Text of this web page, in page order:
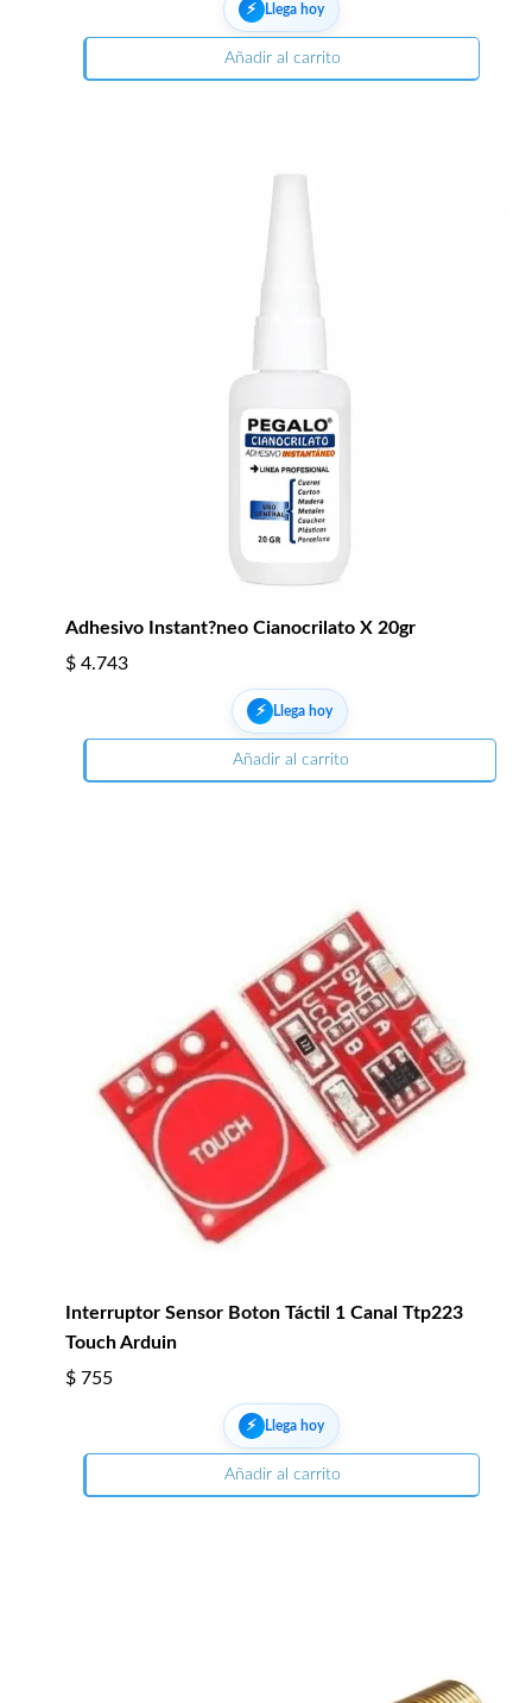
⚡︎ Llega hoy
Añadir al carrito
Adhesivo Instant?neo Cianocrilato X 20gr
$ 4.743
⚡︎ Llega hoy
Añadir al carrito
Interruptor Sensor Boton Táctil 1 Canal Ttp223
Touch Arduin
$ 755
⚡︎ Llega hoy
Añadir al carrito